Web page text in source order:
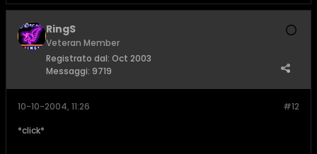
RingS
Veteran Member
Registrato dal: Oct 2003
Messaggi: 9719
#12
10-10-2004, 11:26
*click*